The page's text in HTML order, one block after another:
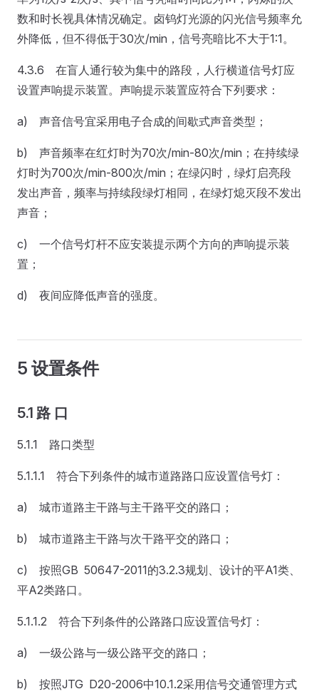
数和时长视具体情况确定。卤钨灯光源的闪光信号频率允
外降低，但不得低于30次/min，信号亮暗比不大于1:1。
4.3.6 在盲人通行较为集中的路段，人行横道信号灯应
设置声响提示装置。声响提示装置应符合下列要求：
a) 声音信号宜采用电子合成的间歇式声音类型；
b) 声音频率在红灯时为70次/min-80次/min；在持续绿
灯时为700次/min-800次/min；在绿闪时，绿灯启亮段
发出声音，频率与持续段绿灯相同，在绿灯熄灭段不发出
声音；
c) 一个信号灯杆不应安装提示两个方向的声响提示装
置；
d) 夜间应降低声音的强度。
5 设置条件
5.1 路 口
5.1.1 路口类型
5.1.1.1 符合下列条件的城市道路路口应设置信号灯：
a) 城市道路主干路与主干路平交的路口；
b) 城市道路主干路与次干路平交的路口；
c) 按照GB 50647-2011的3.2.3规划、设计的平A1类、
平A2类路口。
5.1.1.2 符合下列条件的公路路口应设置信号灯：
a) 一级公路与一级公路平交的路口；
b) 按照JTG D20-2006中10.1.2采用信号交通管理方式